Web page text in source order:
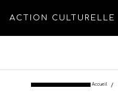
ACTION CULTURELLE
Accueil /